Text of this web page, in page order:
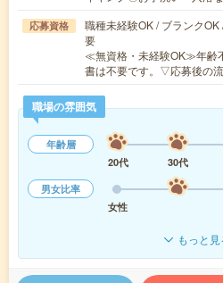
応募資格
職種未経験OK / ブランク
要
≪無資格・未経験OK≫年
書は不要です。▽応募後の
職場の雰囲気
年齢層
20代
30代
男女比率
女性
もっと見